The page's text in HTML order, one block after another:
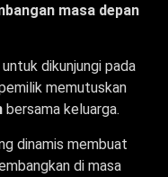
masa depan
dikunjungi pada
memutuskan
bersama keluarga.
dinamis membuat
di masa